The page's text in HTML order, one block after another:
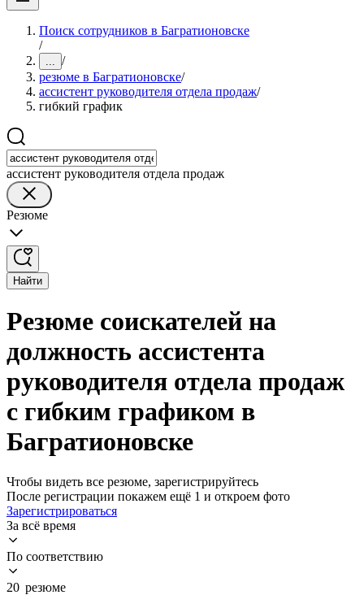
Поиск сотрудников в Багратионовске
/
... /
резюме в Багратионовске/
ассистент руководителя отдела продаж/
гибкий график
ассистент руководителя отдела продаж
Резюме
Найти
Резюме соискателей на
должность ассистента
руководителя отдела продаж
с гибким графиком в
Багратионовске
Чтобы видеть все резюме, зарегистрируйтесь
После регистрации покажем ещё 1 и откроем фото
Зарегистрироваться
За всё время
По соответствию
20 резюме